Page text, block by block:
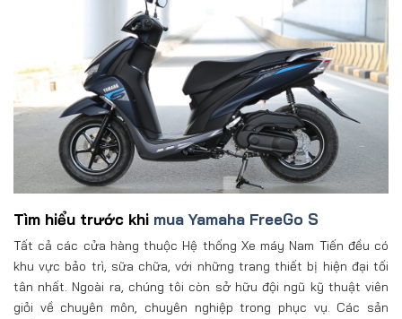
Tìm hiểu trước khi mua Yamaha FreeGo S
Tất cả các cửa hàng thuộc Hệ thống Xe máy Nam Tiến đều có
khu vực bảo trì, sữa chữa, với những trang thiết bị hiện đại tối
tân nhất. Ngoài ra, chúng tôi còn sở hữu đội ngũ kỹ thuật viên
giỏi về chuyên môn, chuyên nghiệp trong phục vụ. Các sản